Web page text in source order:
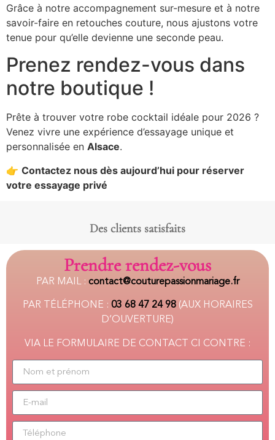
Grâce à notre accompagnement sur-mesure et à notre
savoir-faire en retouches couture, nous ajustons votre
tenue pour qu’elle devienne une seconde peau.
Prenez rendez-vous dans
notre boutique !
Prête à trouver votre robe cocktail idéale pour 2026 ?
Venez vivre une expérience d’essayage unique et
personnalisée en Alsace.
👉 Contactez nous dès aujourd’hui pour réserver
votre essayage privé
Des clients satisfaits
Prendre rendez-vous
PAR MAIL : contact@couturepassionmariage.fr
PAR TÉLÉPHONE : 03 68 47 24 98 (AUX HORAIRES
D’OUVERTURE)
VIA LE FORMULAIRE DE CONTACT CI CONTRE :